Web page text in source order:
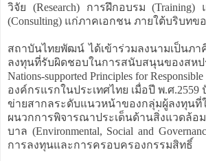
วิจัย (Research) การฝึกอบรม (Training)
(Consulting) แก่ภาคเอกชน ภายใต้บริบท
สถาบันไทยพัฒน์ ได้เข้าร่วมลงนามเป็นภา
ลงทุนที่รับผิดชอบในการสนับสนุนของสห
Nations-supported Principles for
องค์กรแรกในประเทศไทย เมื่อปี พ.ศ.2559
ข่ายสากลระดับแนวหน้าของกลุ่มผู้ลงทุนที่
ผนวกการพิจารณาประเด็นด้านสิ่งแวดล้อ
บาล (Environmental, Social and
การลงทุนและการครอบครองกรรมสิทธิ์